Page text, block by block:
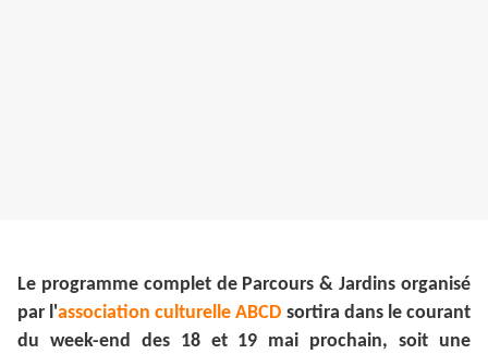
Le programme complet de Parcours & Jardins organisé
par l'association culturelle ABCD sortira dans le courant
du week-end des 18 et 19 mai prochain, soit une